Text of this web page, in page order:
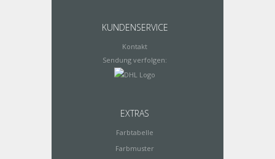
KUNDENSERVICE
Kontakt
Sendung verfolgen:
EXTRAS
Farbtabelle
Farbmuster